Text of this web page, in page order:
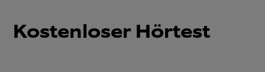
Kostenloser Hörtest